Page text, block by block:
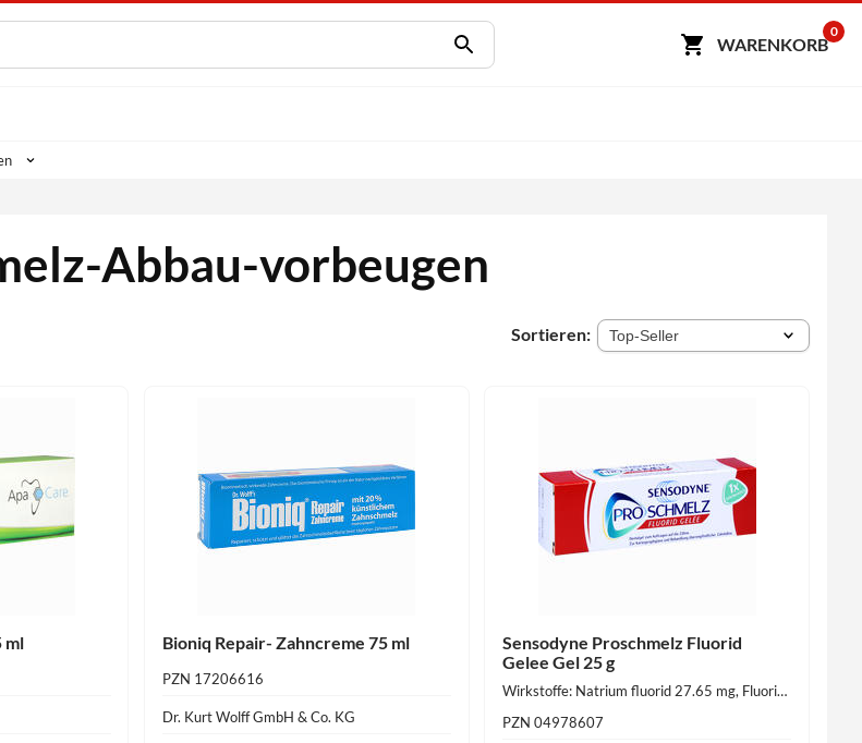
WARENKORB
0
Abbau-vorbeugen
Sortieren:
ml Bioniq Repair- Zahncreme 75 ml
PZN 17206616
Dr. Kurt Wolff GmbH & Co. KG
Sensodyne Proschmelz Fluorid
Gelee Gel 25 g
Wirkstoffe: Natrium fluorid 27.65 mg, Fluorid Ion 12.51 mg
PZN 04978607